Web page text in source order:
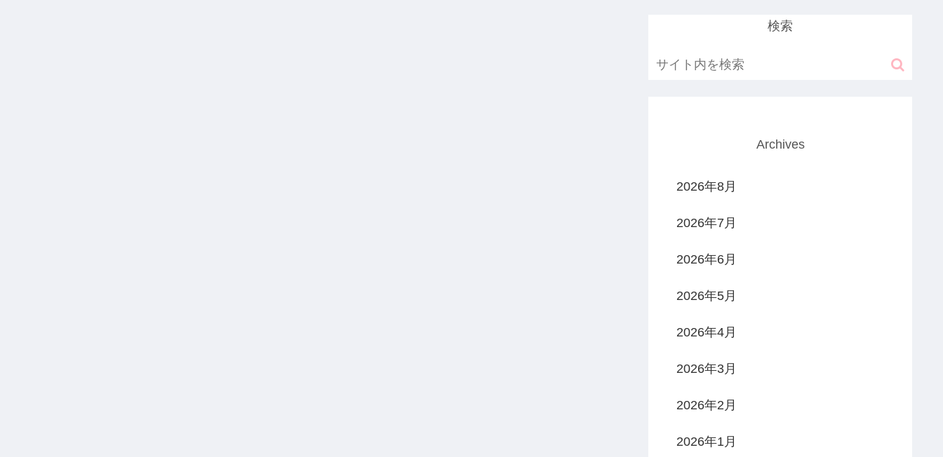
検索
Archives
2026年8月
2026年7月
2026年6月
2026年5月
2026年4月
2026年3月
2026年2月
2026年1月